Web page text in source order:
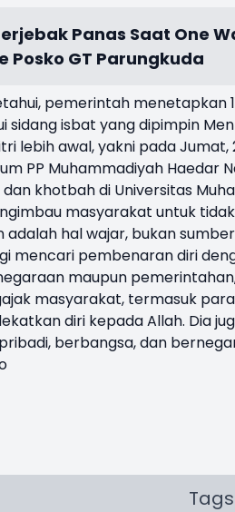
Panas Saat One
Posko GT Parungkuda
pemerintah menetapkan
sidang isbat yang dipimpin
lebih awal, yakni pada Jumat,
PP Muhammadiyah
dan khotbah di Universitas
masyarakat untuk
hal wajar, bukan
mencari pembenaran diri
maupun
masyarakat, termasuk
diri kepada Allah. Dia
berbangsa, dan